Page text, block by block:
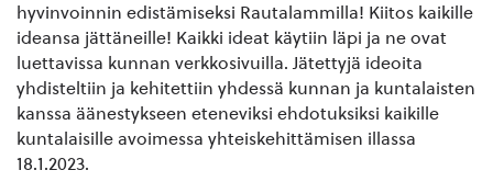
hyvinvoinnin edistämiseksi Rautalammilla! Kiitos kaikille
ideansa jättäneille! Kaikki ideat käytiin läpi ja ne ovat
luettavissa kunnan verkkosivuilla. Jätettyjä ideoita
yhdisteltiin ja kehitettiin yhdessä kunnan ja kuntalaisten
kanssa äänestykseen eteneviksi ehdotuksiksi kaikille
kuntalaisille avoimessa yhteiskehittämisen illassa
18.1.2023.